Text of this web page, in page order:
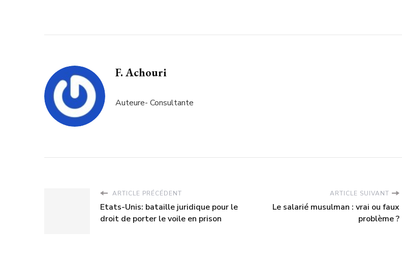
F. Achouri
Auteure- Consultante
ARTICLE PRÉCÉDENT
Etats-Unis: bataille juridique pour le
droit de porter le voile en prison
ARTICLE SUIVANT
Le salarié musulman : vrai ou faux
problème ?